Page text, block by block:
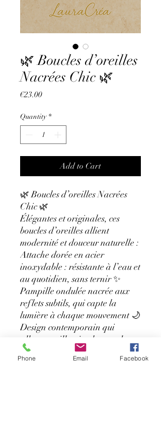
🌿 Boucles d’oreilles
Nacrées Chic 🌿
€23.00Price
Quantity *
Add to Cart
🌿 Boucles d’oreilles Nacrées
Chic 🌿
Élégantes et originales, ces
boucles d’oreilles allient
modernité et douceur naturelle :
Attache dorée en acier
inoxydable : résistante à l’eau et
au quotidien, sans ternir ✨
Pampille ondulée nacrée aux
reflets subtils, qui capte la
lumière à chaque mouvement 🌙
Design contemporain qui
allonge et illumine le port de
tête, tout en restant léger et
agréable à porter 🌸
Phone Email Facebook